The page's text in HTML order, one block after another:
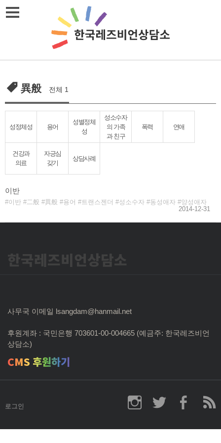
Skip
異般 전체 1
성정체성 용어
성별정체
성
성소수자
의 가족
과 친구
폭력 연애
건강과
의료
자긍심
갖기
상담사례
이반
이반 二般 異般 용어 트랜스젠더 성소수자 동성애자
양성애자
2014-12-31
한국레즈비언상담소
사무국 이메일 lsangdam@hanmail.net
후원계좌 : 국민은행 703601-00-004665 (예금주: 한국레즈비언
상담소)
CMS 후원하기
로그인